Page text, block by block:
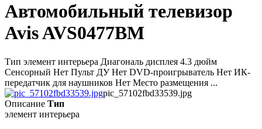
Автомобильный телевизор
Avis AVS0477BM
Тип элемент интерьера Диагональ дисплея 4.3 дюйм
Сенсорный Нет Пульт ДУ Нет DVD-проигрыватель Нет ИК-
передатчик для наушников Нет Место размещения ...
pic_57102fbd33539.jpg
Описание Тип
элемент интерьера